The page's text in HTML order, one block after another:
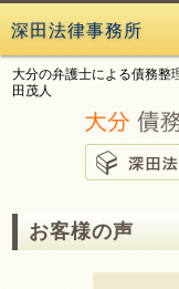
大分の弁護士による債務整
田茂人
深田法律事務所
お客様の声